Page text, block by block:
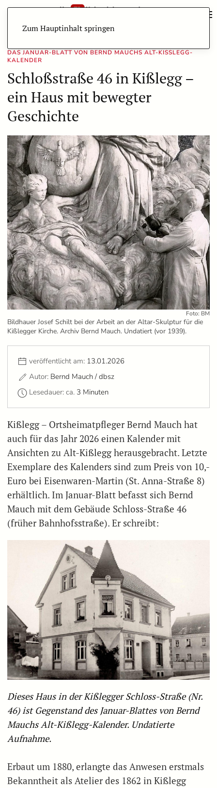
Zum Hauptinhalt springen
DAS JANUAR-BLATT VON BERND MAUCHS ALT-KISSLEGG-K
ALENDER
Schloßstraße 46 in Kißlegg –
ein Haus mit bewegter
Geschichte
Foto: BM
Bildhauer Josef Schilt bei der Arbeit an der Altar-Skulptur für die
Kißlegger Kirche. Archiv Bernd Mauch. Undatiert (vor 1939).
veröffentlicht am: 13.01.2026
Autor: Bernd Mauch / dbsz
Lesedauer: ca. 3 Minuten
Kißlegg – Ortsheimatpfleger Bernd Mauch hat
auch für das Jahr 2026 einen Kalender mit
Ansichten zu Alt-Kißlegg herausgebracht. Letzte
Exemplare des Kalenders sind zum Preis von 10,-
Euro bei Eisenwaren-Martin (St. Anna-Straße 8)
erhältlich. Im Januar-Blatt befasst sich Bernd
Mauch mit dem Gebäude Schloss-Straße 46
(früher Bahnhofsstraße). Er schreibt:
Dieses Haus in der Kißlegger Schloss-Straße (Nr.
46) ist Gegenstand des Januar-Blattes von Bernd
Mauchs Alt-Kißlegg-Kalender. Undatierte
Aufnahme.
Erbaut um 1880, erlangte das Anwesen erstmals
Bekanntheit als Atelier des 1862 in Kißlegg